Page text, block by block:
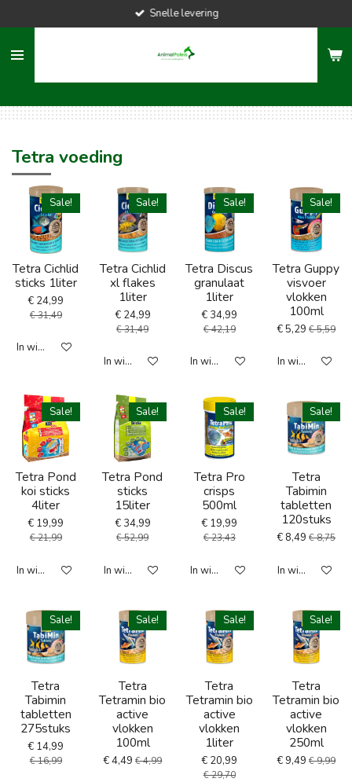
naar
hoofdinhoud
Snelle levering
Tetra voeding
Sale!
Tetra Cichlid
sticks 1liter
€ 24,99
€ 31,49
In winkelwagen
Sale!
Tetra Cichlid
xl flakes
1liter
€ 24,99
€ 31,49
In winkelwagen
Sale!
Tetra Discus
granulaat
1liter
€ 34,99
€ 42,19
In winkelwagen
Sale!
Tetra Guppy
visvoer
vlokken
100ml
€ 5,29 € 5,59
In winkelwagen
Sale!
Tetra Pond
koi sticks
4liter
€ 19,99
€ 21,99
In winkelwagen
Sale!
Tetra Pond
sticks
15liter
€ 34,99
€ 52,99
In winkelwagen
Sale!
Tetra Pro
crisps
500ml
€ 19,99
€ 23,43
In winkelwagen
Sale!
Tetra
Tabimin
tabletten
120stuks
€ 8,49 € 8,75
In winkelwagen
Sale!
Tetra
Tabimin
tabletten
275stuks
€ 14,99
€ 16,99
Sale!
Tetra
Tetramin bio
active
vlokken
100ml
€ 4,49 € 4,99
Sale!
Tetra
Tetramin bio
active
vlokken
1liter
€ 20,99
€ 29,70
Sale!
Tetra
Tetramin bio
active
vlokken
250ml
€ 9,49 € 9,99